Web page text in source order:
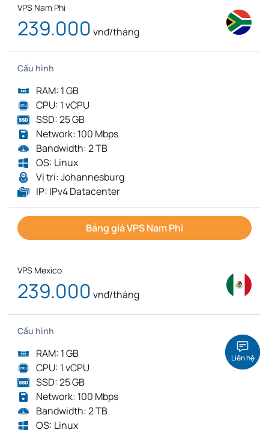
VPS Nam Phi
239.000 vnđ/tháng
Cấu hình
RAM: 1 GB
CPU: 1 vCPU
SSD: 25 GB
Network: 100 Mbps
Bandwidth: 2 TB
OS: Linux
Vị trí: Johannesburg
IP: IPv4 Datacenter
Bảng giá VPS Nam Phi
VPS Mexico
239.000 vnđ/tháng
Cấu hình
RAM: 1 GB
CPU: 1 vCPU
SSD: 25 GB
Network: 100 Mbps
Bandwidth: 2 TB
OS: Linux
Liên hệ